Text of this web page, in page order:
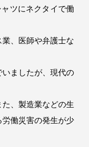
ツにネクタイで働
、医師や弁護士な
ましたが、現代の
、製造業などの生
働災害の発生が少